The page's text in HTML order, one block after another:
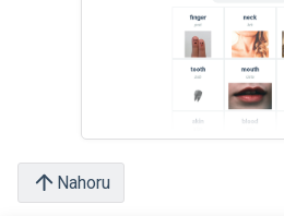
Nahoru